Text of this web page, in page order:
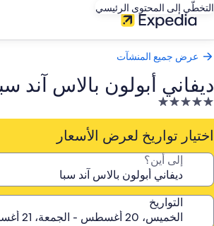
التخطّي إلى المحتوى الرئيسي
عرض جميع المنشآت
ديفاني أبولون بالاس آند
منشأة
فندقية
مصنفة
5.0
اختيار تواريخ لعرض الأسعار
إلى أين؟
التواريخ